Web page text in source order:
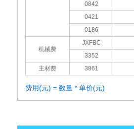
0842
0421
0186
机械费
JXFBC
3352
主材费
3861
费用(元) = 数量 * 单价(元)